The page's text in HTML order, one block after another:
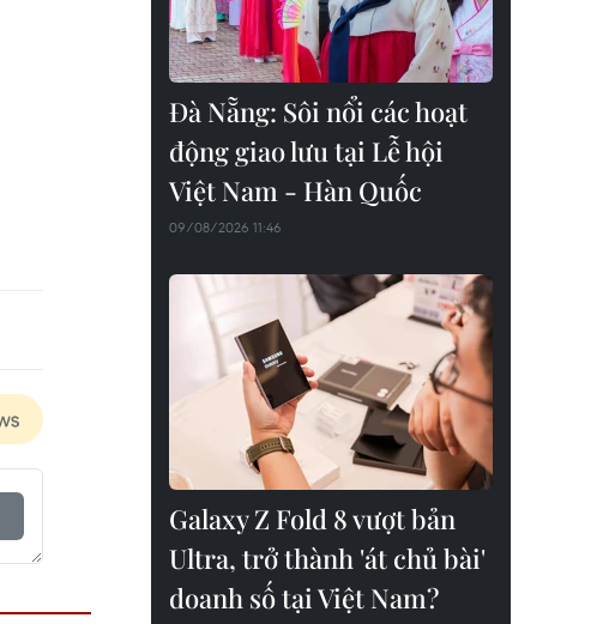
Đà Nẵng: Sôi nổi các hoạt
động giao lưu tại Lễ hội
Việt Nam - Hàn Quốc
09/08/2026 11:46
Galaxy Z Fold 8 vượt bản
Ultra, trở thành 'át chủ bài'
doanh số tại Việt Nam?